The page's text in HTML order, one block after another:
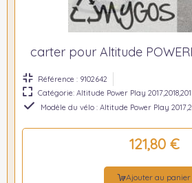
carter pour Altitude
Référence : 9102642
Catégorie: Altitude Power Play
Modèle du vélo : Altitude Power Play
121,80 €
Ajouter au panier